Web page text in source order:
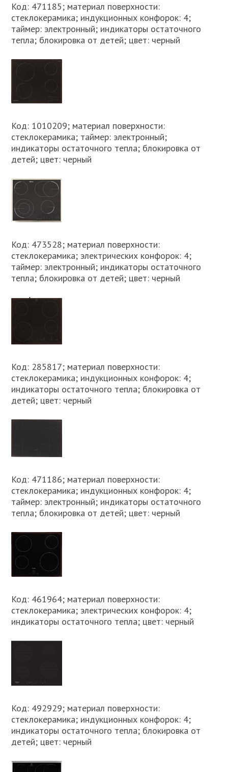
Код: 471185; материал поверхности:
стеклокерамика; индукционных конфорок: 4;
таймер: электронный; индикаторы остаточного
тепла; блокировка от детей; цвет: черный
Код: 1010209; материал поверхности:
стеклокерамика; таймер: электронный;
индикаторы остаточного тепла; блокировка от
детей; цвет: черный
Код: 473528; материал поверхности:
стеклокерамика; электрических конфорок: 4;
таймер: электронный; индикаторы остаточного
тепла; блокировка от детей; цвет: черный
Код: 285817; материал поверхности:
стеклокерамика; индукционных конфорок: 4;
индикаторы остаточного тепла; блокировка от
детей; цвет: черный
Код: 471186; материал поверхности:
стеклокерамика; индукционных конфорок: 4;
таймер: электронный; индикаторы остаточного
тепла; блокировка от детей; цвет: черный
Код: 461964; материал поверхности:
стеклокерамика; электрических конфорок: 4;
индикаторы остаточного тепла; цвет: черный
Код: 492929; материал поверхности:
стеклокерамика; индукционных конфорок: 4;
индикаторы остаточного тепла; блокировка от
детей; цвет: черный